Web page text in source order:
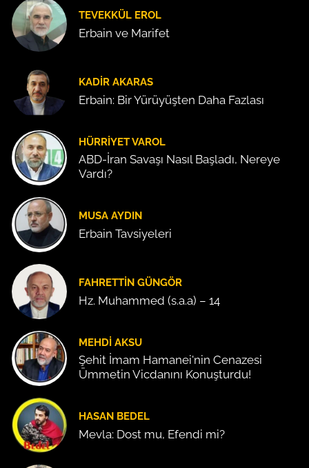
TEVEKKÜL EROL
Erbain ve Marifet
KADIR AKARAS
Erbain: Bir Yürüyüşten Daha Fazlası
HÜRRIYET VAROL
ABD-İran Savaşı Nasıl Başladı, Nereye
Vardı?
MUSA AYDIN
Erbain Tavsiyeleri
FAHRETTIN GÜNGÖR
Hz. Muhammed (s.a.a) – 14
MEHDI AKSU
Şehit İmam Hamanei'nin Cenazesi
Ümmetin Vicdanını Konuşturdu!
HASAN BEDEL
Mevla: Dost mu, Efendi mi?